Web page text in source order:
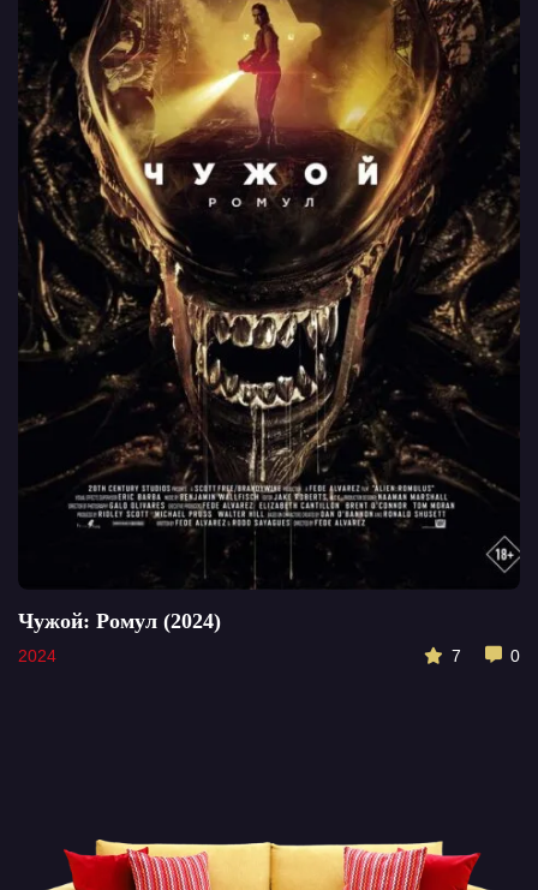
Чужой: Ромул (2024)
2024 0
7